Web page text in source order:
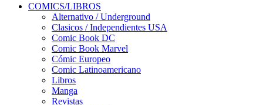
COMICS/LIBROS
Alternativo / Underground
Clasicos / Independientes USA
Comic Book DC
Comic Book Marvel
Cómic Europeo
Comic Latinoamericano
Libros
Manga
Revistas